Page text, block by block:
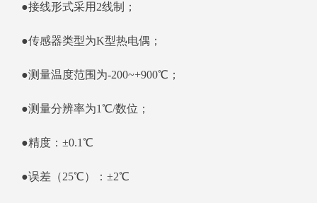
●接线形式采用2线制；
●传感器类型为K型热电偶；
●测量温度范围为-200~+900℃；
●测量分辨率为1℃/数位；
●精度：±0.1℃
●误差（25℃）：±2℃